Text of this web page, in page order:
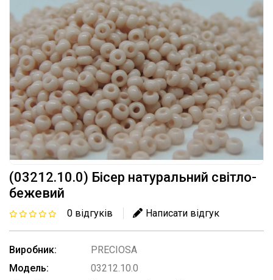
(03212.10.0) Бісер натуральний світло-
бежевий
0 відгуків Написати відгук
Виробник:
PRECIOSA
Модель:
03212.10.0